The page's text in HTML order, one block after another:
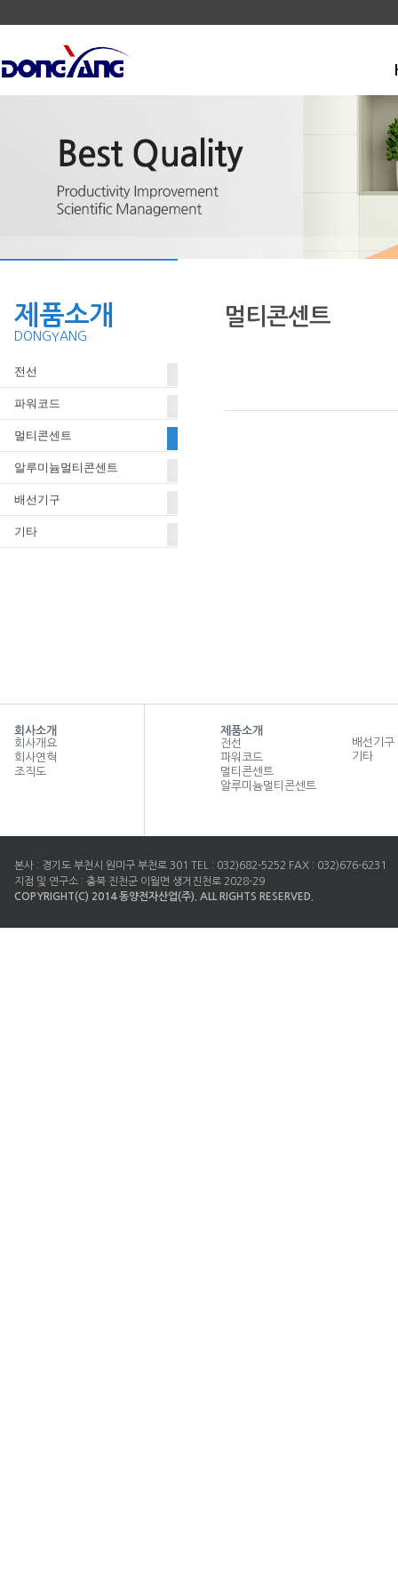
제품소개
DONGYANG
전선
파워코드
멀티콘센트
알루미늄멀티콘센트
배선기구
기타
멀티콘센트
회사소개
회사개요
회사연혁
조직도
제품소개
전선
파워코드
멀티콘센트
알루미늄멀티콘센트
배선기구
기타
본사 : 경기도 부천시 원미구 부천로 301 TEL : 032)682-5252 FAX : 032)676-6231
지점 및 연구소 : 충북 진천군 이월면 생거진천로 2028-29
COPYRIGHT(C) 2014 동양전자산업(주). ALL RIGHTS RESERVED.